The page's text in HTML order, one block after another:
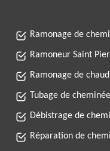
Ramonage de
Ramoneur Saint
Ramonage de
Tubage de
Débistrage de
Réparation de